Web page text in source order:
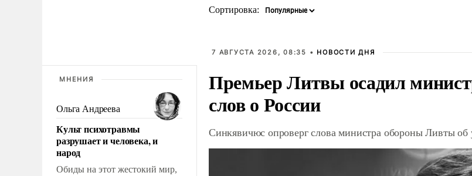
МНЕНИЯ
Ольга Андреева
Культ психотравмы
разрушает и человека, и
народ
Обиды на этот жестокий мир,
Сортировка:
7 АВГУСТА 2026, 08:35 • НОВОСТИ ДНЯ
Премьер Литвы осадил
слов о России
Синкявичюс опроверг слова министра обороны Ливты об